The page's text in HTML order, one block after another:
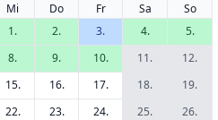
Mi Do Fr Sa
So
1.
2. 3. 4.
5.
8. 9. 10. 11.
12.
15. 16. 17. 18.
19.
22. 23. 24. 25.
26.